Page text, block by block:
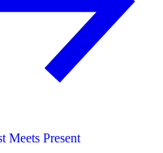
Meets Present